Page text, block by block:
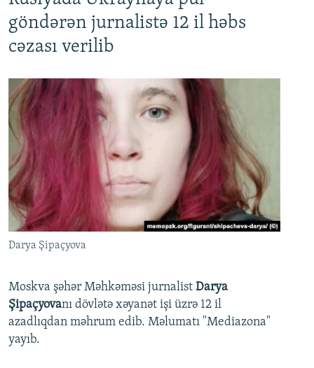
göndərən jurnalistə 12 il həbs
cəzası verilib
Darya Şipaçyova
Moskva şəhər Məhkəməsi jurnalist Darya
Şipaçyovanı dövlətə xəyanət işi üzrə 12 il
azadlıqdan məhrum edib. Məlumatı "Mediazona"
yayıb.